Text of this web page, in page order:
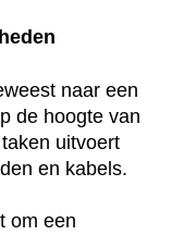
naar een
de hoogte van
uitvoert
en kabels.
om een